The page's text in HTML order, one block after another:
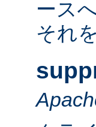
ース
それ